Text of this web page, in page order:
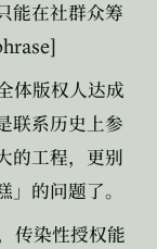
能在社群众筹
体版权人达成
联系历史上参
的工程，更别
的问题了。
传染性授权能